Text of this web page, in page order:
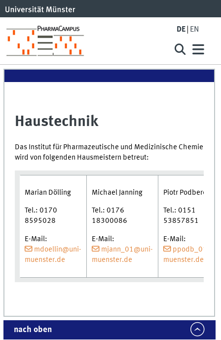
DE EN
Haustechnik
Das Institut für Pharmazeutische und Medizinische Chemie
wird von folgenden Hausmeistern betreut:
Marian Dölling
Tel.: 0170
8595028
E-Mail:
mdoellin@uni-
muenster.de
Michael Janning
Tel.: 0176
18300086
E-Mail:
mjann_01@uni-
muenster.de
Piotr Podberezny
Tel.: 0151
53857851
E-Mail:
muenster.de
nach oben